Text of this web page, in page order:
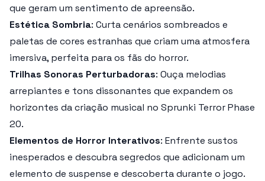
que geram um sentimento de apreensão.
Estética Sombria: Curta cenários sombreados e
paletas de cores estranhas que criam uma atmosfera
imersiva, perfeita para os fãs do horror.
Trilhas Sonoras Perturbadoras: Ouça melodias
arrepiantes e tons dissonantes que expandem os
horizontes da criação musical no Sprunki Terror Phase
20.
Elementos de Horror Interativos: Enfrente sustos
inesperados e descubra segredos que adicionam um
elemento de suspense e descoberta durante o jogo.